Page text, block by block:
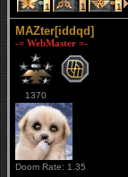
1 1 1
MAZter[iddqd]
-= WebMaster =-
1370
Doom Rate: 1.35